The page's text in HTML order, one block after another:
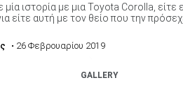
ιστορία με μια Toyota Corolla, είτε
είτε αυτή με τον θείο που την
• 26 Φεβρουαρίου 2019
GALLERY